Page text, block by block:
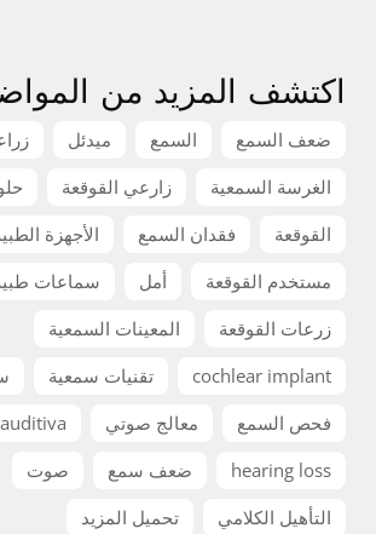
اكتشف المزيد من
ضعف السمع السمع ميدئل
الغرسة السمعية
زارعي القوقعة
القوقعة
فقدان السمع
الأجهزة
مستخدم القوقعة
أمل
سماعات
زرعات القوقعة
المعينات السمعية
cochlear implant
تقنيات سمعية
فحص السمع
معالج صوتي
hearing loss
ضعف سمع
صوت
التأهيل الكلامي
تحميل المزيد